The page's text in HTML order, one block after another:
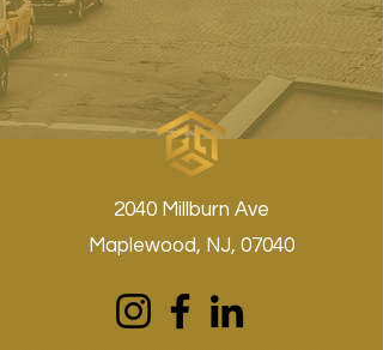
2040 Millburn Ave
Maplewood, NJ, 07040